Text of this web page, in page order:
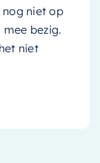
nog niet op
bezig.
niet